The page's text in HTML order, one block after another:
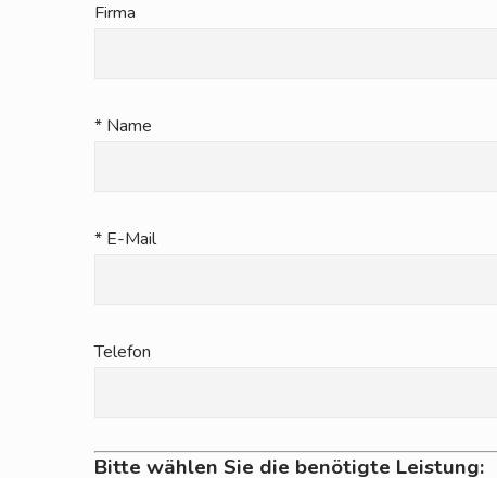
Fir­ma
* Name
* E-Mail
Tele­fon
Bitte wählen Sie die benötigte Leistung: